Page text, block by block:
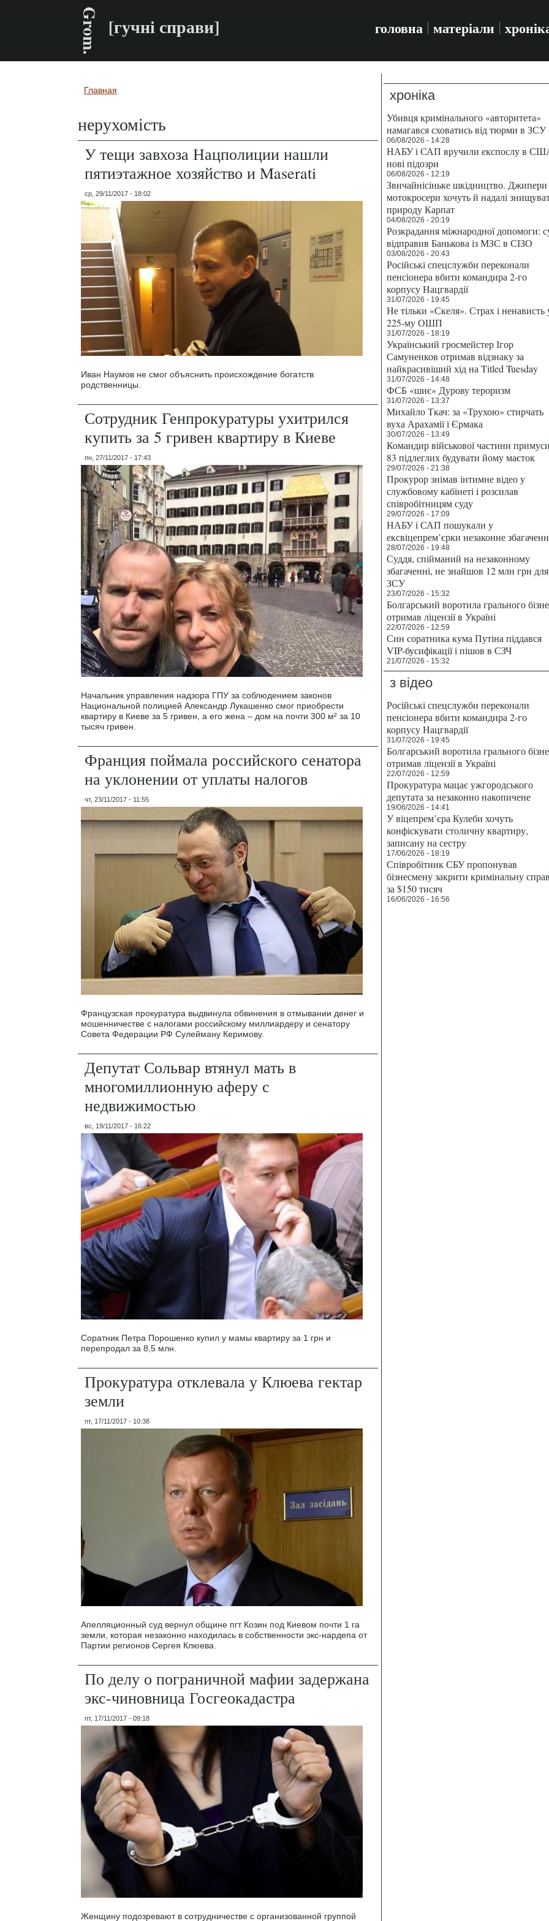
Grom. [гучні справи] головна матеріали
Вы здесь
Главная
нерухомість
У тещи завхоза Нацполиции нашли
пятиэтажное хозяйство и Maserati
ср, 29/11/2017 - 18:02
Иван Наумов не смог объяснить происхождение богатств
родственницы.
Сотрудник Генпрокуратуры ухитрился
купить за 5 гривен квартиру в Киеве
пн, 27/11/2017 - 17:43
Начальник управления надзора ГПУ за соблюдением законов
Национальной полицией Александр Лукашенко смог приобрести
квартиру в Киеве за 5 гривен, а его жена – дом на почти 300 м² за 10
тысяч гривен.
Франция поймала российского сенатора
на уклонении от уплаты налогов
чт, 23/11/2017 - 11:55
Французская прокуратура выдвинула обвинения в отмывании денег и
мошенничестве с налогами российскому миллиардеру и сенатору
Совета Федерации РФ Сулейману Керимову.
Депутат Сольвар втянул мать в
многомиллионную аферу с
недвижимостью
вс, 19/11/2017 - 16:22
Соратник Петра Порошенко купил у мамы квартиру за 1 грн и
перепродал за 8,5 млн.
Прокуратура отклевала у Клюева гектар
земли
пт, 17/11/2017 - 10:38
Апелляционный суд вернул общине пгт Козин под Киевом почти 1 га
земли, которая незаконно находилась в собственности экс-нардепа от
Партии регионов Сергея Клюева.
По делу о пограничной мафии задержана
экс-чиновница Госгеокадастра
пт, 17/11/2017 - 09:18
Женщину подозревают в сотрудничестве с организованной группой
хроніка
Убивця кримінального «авторитета»
намагався сховатись від тюрми в ЗСУ
06/08/2026 - 14:28
НАБУ і САП вручили експослу в
нові підозри
06/08/2026 - 12:19
Звичайнісіньке шкідництво. Джипери
мотокросери хочуть й надалі
природу Карпат
04/08/2026 - 20:19
Розкрадання міжнародної допомоги:
відправив Банькова із МЗС в СІЗО
03/08/2026 - 20:43
Російські спецслужби переконали
пенсіонера вбити командира 2-го
корпусу Нацгвардії
31/07/2026 - 19:45
Не тільки «Скеля». Страх і ненависть
225-му ОШП
31/07/2026 - 18:19
Український гросмейстер Ігор
Самуненков отримав відзнаку за
найкрасивіший хід на Titled Tuesday
31/07/2026 - 14:48
ФСБ «шиє» Дурову тероризм
31/07/2026 - 13:37
Михайло Ткач: за «Трухою» стирчать
вуха Арахамії і Єрмака
30/07/2026 - 13:49
Командир військової частини
83 підлеглих будувати йому маєток
29/07/2026 - 21:38
Прокурор знімав інтимне відео у
службовому кабінеті і розсилав
співробітницям суду
29/07/2026 - 17:09
НАБУ і САП пошукали у
ексвіцепрем’єрки незаконне
28/07/2026 - 19:48
Суддя, спійманий на незаконному
збагаченні, не знайшов 12 млн грн для
ЗСУ
23/07/2026 - 15:32
Болгарський воротила грального
отримав ліцензії в Україні
22/07/2026 - 12:59
Син соратника кума Путіна піддався
VIP-бусифікації і пішов в СЗЧ
21/07/2026 - 15:32
з відео
Російські спецслужби переконали
пенсіонера вбити командира 2-го
корпусу Нацгвардії
31/07/2026 - 19:45
Болгарський воротила грального
отримав ліцензії в Україні
22/07/2026 - 12:59
Прокуратура мацає ужгородського
депутата за незаконно накопичене
19/06/2026 - 14:41
У віцепрем’єра Кулеби хочуть
конфіскувати столичну квартиру,
записану на сестру
17/06/2026 - 18:19
Співробітник СБУ пропонував
бізнесмену закрити кримінальну
за $150 тисяч
16/06/2026 - 16:56